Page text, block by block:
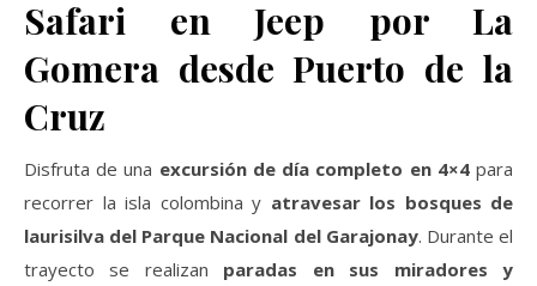
Safari en Jeep por La
Gomera desde Puerto de la
Cruz
Disfruta de una excursión de día completo en 4×4para
recorrer la isla colombina y atravesar los bosques de
laurisilva del Parque Nacional del Garajonay. Durante el
trayecto se realizan paradas en sus miradores y